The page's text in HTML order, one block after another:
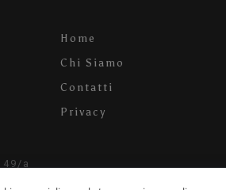
Home
Chi Siamo
Contatti
Privacy
a